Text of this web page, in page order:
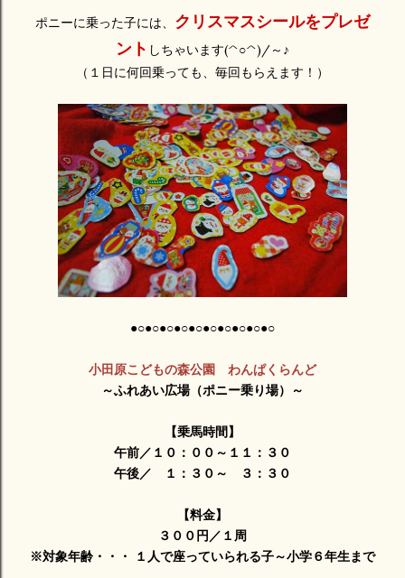
ポニーに乗った子には、 クリスマスシールをプレゼ
ント しちゃいます(^○^)/～♪
（１日に何回乗っても、毎回もらえます！）
●○●○●○●○●○●○●○●○●○●○
小田原こどもの森公園 わんぱくらんど
～ふれあい広場（ポニー乗り場）～
【乗馬時間】
午前／１０：００～１１：３０
午後／ １：３０～ ３：３０
【料金】
３００円／１周
※対象年齢・・・ １人で座っていられる子～小学６年生まで